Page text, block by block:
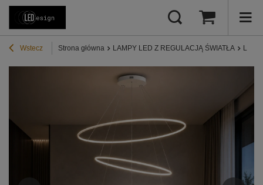
Wstecz Strona główna LAMPY LED Z REGULACJĄ ŚWIATŁA